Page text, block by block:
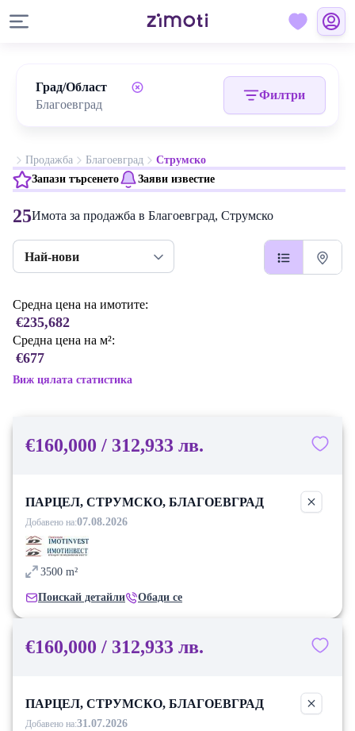
Град/Област
Филтри
Продажба Благоевград
Струмско
Запази търсенето
Заяви известие
25Имота за продажба в Благоевград, Струмско
Най-нови
Средна цена на имотите:
€235,682
Средна цена на м²:
€677
Виж цялата статистика
€160,000 / 312,933 лв.
ПАРЦЕЛ, СТРУМСКО, БЛАГОЕВГРАД
Добавено на:07.08.2026
3500 m²
Поискай детайли Обади се
€160,000 / 312,933 лв.
ПАРЦЕЛ, СТРУМСКО, БЛАГОЕВГРАД
Добавено на:31.07.2026